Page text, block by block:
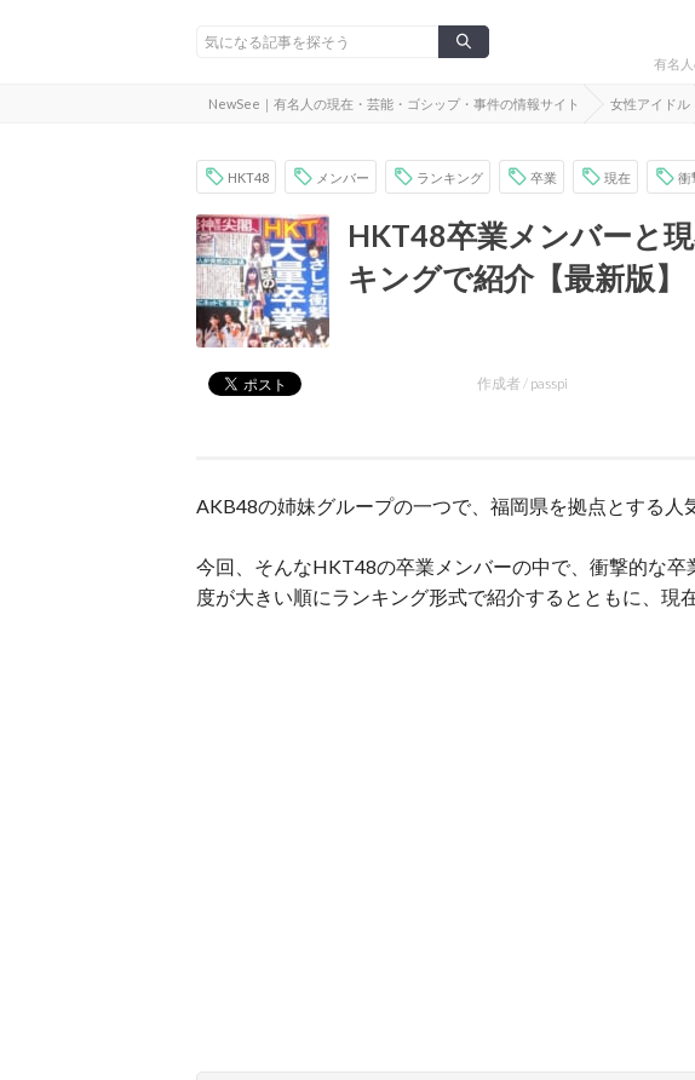
有名
NewSee｜有名人の現在・芸能・ゴシップ・事件の情報サイト 女性アイドル
HKT48 メンバー ランキング 卒業 現在 衝
HKT48卒業メンバーと
キングで紹介【最新版】
作成者 / passpi
AKB48の姉妹グループの一つで、福岡県を拠点とする人
今回、そんなHKT48の卒業メンバーの中で、衝撃的な
度が大きい順にランキング形式で紹介するとともに、現